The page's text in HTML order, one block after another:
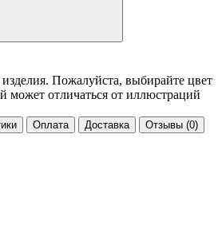
Пожалуйста, выбирайте цвет
может отличаться от иллюстраций
Оплата Доставка Отзывы (0)